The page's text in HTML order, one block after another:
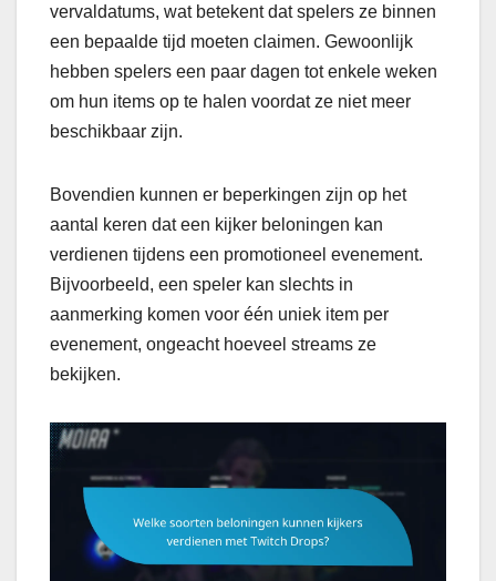
vervaldatums, wat betekent dat spelers ze binnen
een bepaalde tijd moeten claimen. Gewoonlijk
hebben spelers een paar dagen tot enkele weken
om hun items op te halen voordat ze niet meer
beschikbaar zijn.
Bovendien kunnen er beperkingen zijn op het
aantal keren dat een kijker beloningen kan
verdienen tijdens een promotioneel evenement.
Bijvoorbeeld, een speler kan slechts in
aanmerking komen voor één uniek item per
evenement, ongeacht hoeveel streams ze
bekijken.